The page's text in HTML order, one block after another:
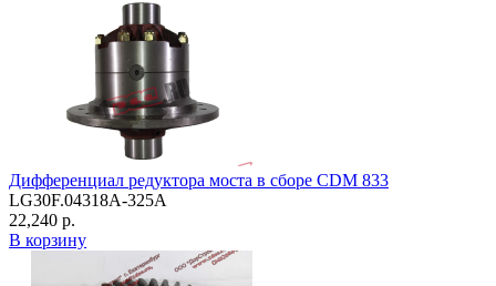
Дифференциал редуктора моста в сборе CDM 833
LG30F.04318A-325A
22,240 р.
В корзину